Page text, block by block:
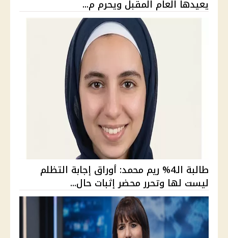
يعيدها العام المقبل ويحرم م...
طالبة الـ4% ريم محمد: أوراق إجابة التظلم
ليست لها وتحرر محضر إثبات حال...